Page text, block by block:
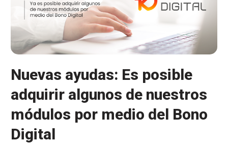
Nuevas ayudas: Es posible
adquirir algunos de nuestros
módulos por medio del Bono
Digital